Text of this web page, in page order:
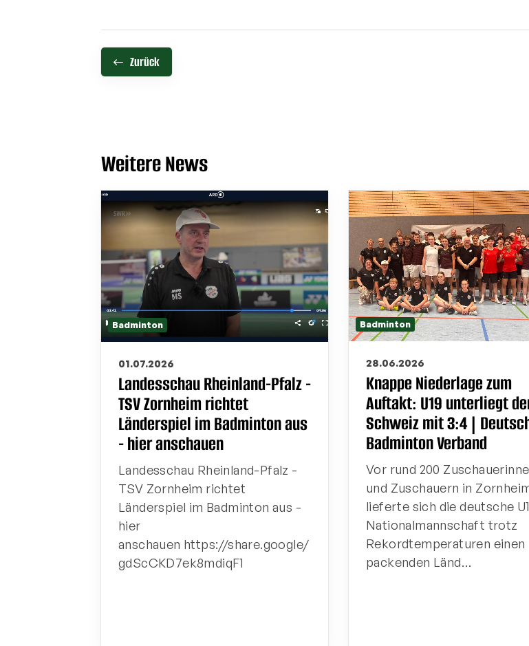
Zurück
Weitere News
Badminton
01.07.2026
Landesschau Rheinland-Pfalz -
TSV Zornheim richtet
Länderspiel im Badminton aus
- hier anschauen
Landesschau Rheinland-Pfalz -
TSV Zornheim richtet
Länderspiel im Badminton aus -
hier
anschauen https://share.google/
gdScCKD7ek8mdiqF1
Badminton
28.06.2026
Knappe Niederlage zum
Auftakt: U19 unterliegt
Schweiz mit 3:4 |
Badminton Verband
Vor rund 200
und Zuschauern in
lieferte sich die deutsche
Nationalmannschaft trotz
Rekordtemperaturen einen
packenden Länd…